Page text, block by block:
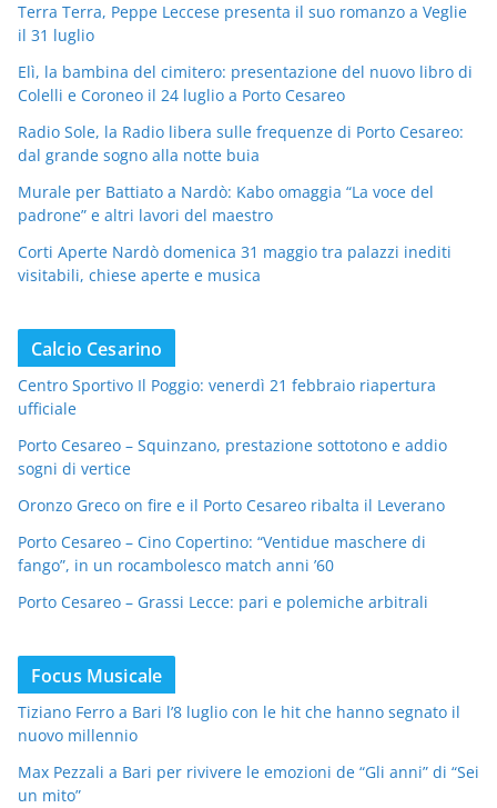
Terra Terra, Peppe Leccese presenta il suo romanzo a Veglie
il 31 luglio
Elì, la bambina del cimitero: presentazione del nuovo libro di
Colelli e Coroneo il 24 luglio a Porto Cesareo
Radio Sole, la Radio libera sulle frequenze di Porto Cesareo:
dal grande sogno alla notte buia
Murale per Battiato a Nardò: Kabo omaggia “La voce del
padrone” e altri lavori del maestro
Corti Aperte Nardò domenica 31 maggio tra palazzi inediti
visitabili, chiese aperte e musica
Calcio Cesarino
Centro Sportivo Il Poggio: venerdì 21 febbraio riapertura
ufficiale
Porto Cesareo – Squinzano, prestazione sottotono e addio
sogni di vertice
Oronzo Greco on fire e il Porto Cesareo ribalta il Leverano
Porto Cesareo – Cino Copertino: “Ventidue maschere di
fango”, in un rocambolesco match anni ’60
Porto Cesareo – Grassi Lecce: pari e polemiche arbitrali
Focus Musicale
Tiziano Ferro a Bari l’8 luglio con le hit che hanno segnato il
nuovo millennio
Max Pezzali a Bari per rivivere le emozioni de “Gli anni” di “Sei
un mito”